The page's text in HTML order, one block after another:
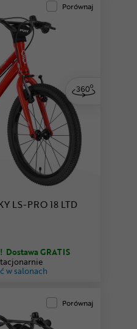
Porównaj
LS-PRO 18 LTD
Dostawa GRATIS
w salonach
Porównaj